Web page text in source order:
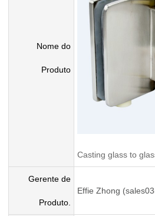
Nome do
Produto
Casting glass to
Gerente de
Produto.
Effie Zhong